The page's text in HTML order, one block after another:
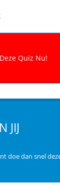
JIJ
doe dan snel